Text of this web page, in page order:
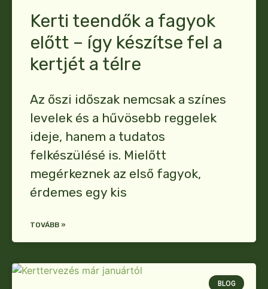
Kerti teendők a fagyok
előtt – így készítse fel a
kertjét a télre
Az őszi időszak nemcsak a színes
levelek és a hűvösebb reggelek
ideje, hanem a tudatos
felkészülésé is. Mielőtt
megérkeznek az első fagyok,
érdemes egy kis
TOVÁBB »
BLOG